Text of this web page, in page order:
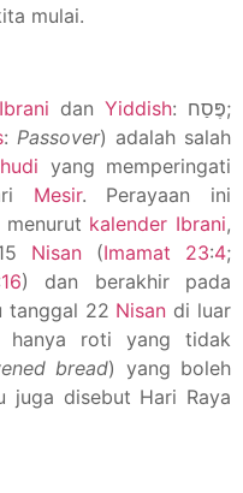
mulai.
Ibrani dan Yiddish
: פֶּסַח;
: Passover) adalah salah
yang memperingati
Mesir. Perayaan ini
kalender Ibrani,
Nisan (Imamat 23:4;
16) dan berakhir pada
tanggal 22 Nisan di luar
hanya roti yang tidak
bread) yang boleh
juga disebut Hari Raya